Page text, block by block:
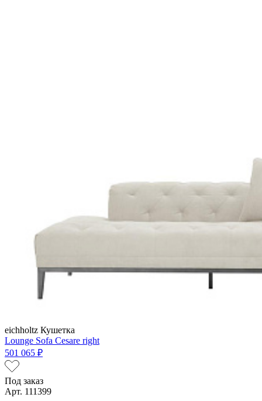
eichholtz Кушетка
Lounge Sofa Cesare right
501 065 ₽
Под заказ
Арт. 111399